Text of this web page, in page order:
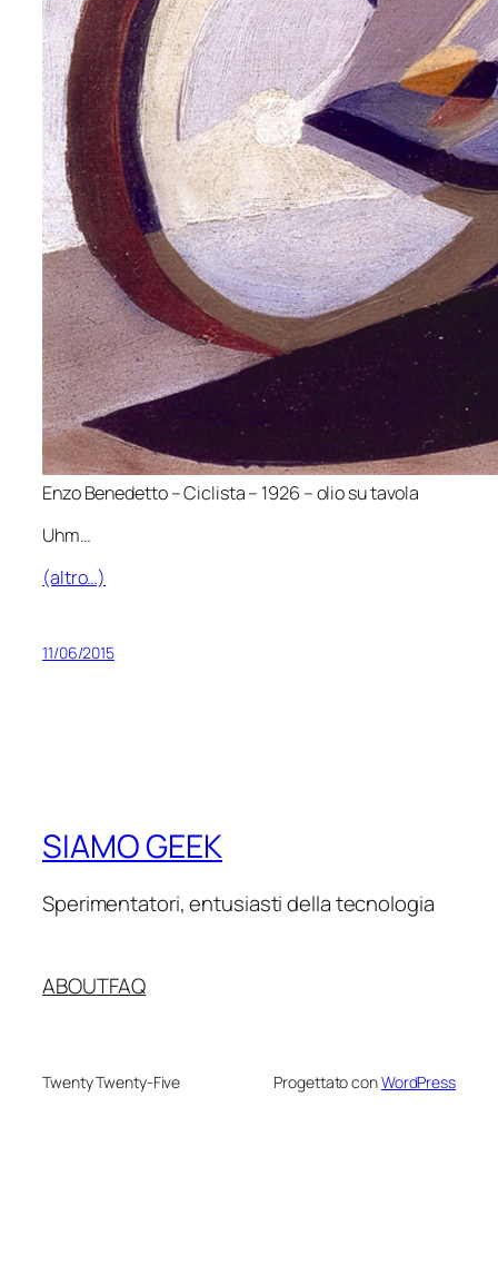
Enzo Benedetto –Ciclista– 1926 – olio su tavola
Uhm…
(altro…)
11/06/2015
SIAMO GEEK
Sperimentatori, entusiasti della tecnologia
ABOUTFAQ
Twenty Twenty-Five Progettato conWordPress